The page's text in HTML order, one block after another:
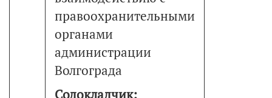
правоохранительными
органами
администрации
Волгограда
Содокладчик: